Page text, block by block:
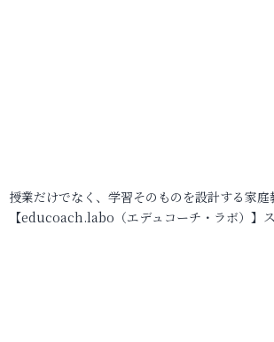
授業だけでなく、学習そのものを設計する家庭
【educoach.labo（エデュコーチ・ラボ）】